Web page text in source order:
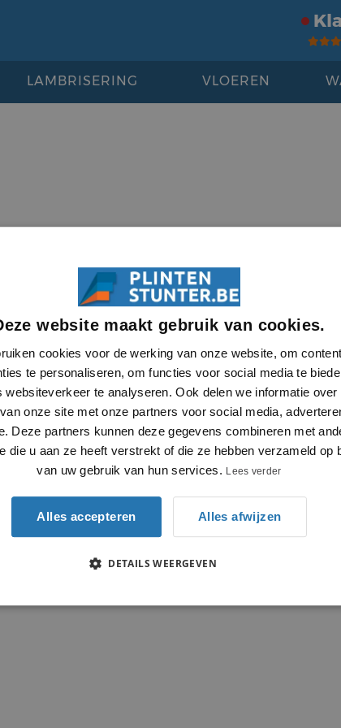
LAMBRISERING VLOEREN
website maakt gebruik van cookies.
cookies voor de werking van onze website, om
te personaliseren, om functies voor social media te
websiteverkeer te analyseren. Ook delen we informatie over
onze site met onze partners voor social media,
Deze partners kunnen deze gegevens combineren met
die u aan ze heeft verstrekt of die ze hebben verzameld op
van uw gebruik van hun services. Lees verder
Alles accepteren Alles afwijzen
DETAILS WEERGEVEN